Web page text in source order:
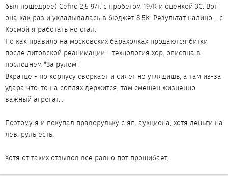
был пощедрее) Cefiro 2,5 97г. с пробегом 197К и оценкой 3С. Вот
она как раз и укладывалась в бюджет 8.5К. Результат налицо - с
Космой я работать не стал.
Но как правило на московских барахолках продаются битки
после литовской реанимации - технология хор. описпна в
последнем "За рулем".
Вкратце - по корпусу сверкает и сияет не углядишь, а там из-за
удара что-то на соплях держится, там смещен жизненно
важный агрегат...
Поэтому я и покупал праворульку с яп. аукциона, хотя деньги на
лев. руль есть.
Хотя от таких отзывов все равно пот прошибает.